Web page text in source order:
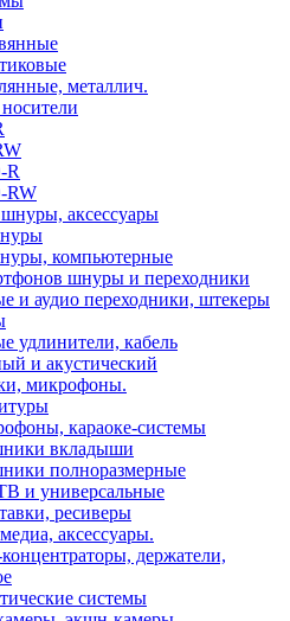
металлич.
R
RW
аксессуары
компьютерные
шнуры и переходники
и аудио переходники, штекеры
удлинители, кабель
и акустический
микрофоны.
караоке-системы
вкладыши
полноразмерные
и универсальные
ресиверы
аксессуары.
держатели,
системы